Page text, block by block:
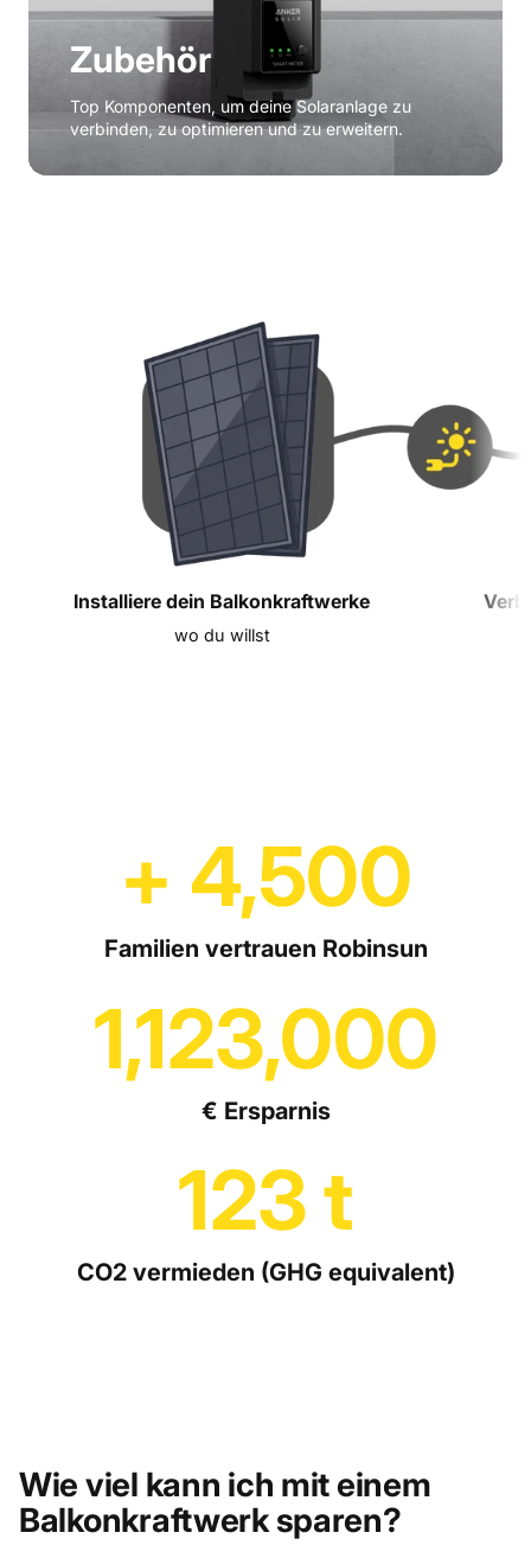
Zubehör
Top Komponenten, um deine Solaranlage zu
verbinden, zu optimieren und zu erweitern.
Installiere dein Balkonkraftwerke
wo du willst
+ 4,500
Familien vertrauen Robinsun
1,123,000
€ Ersparnis
123t
CO2 vermieden (GHG equivalent)
Wie viel kann ich mit einem
Balkonkraftwerk sparen?